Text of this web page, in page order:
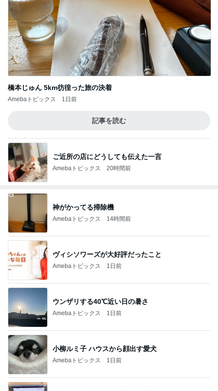
橋本じゅん 5km彷徨った旅の決着
Amebaトピックス 1日前
記事を読む
ご近所の店にどうしても伝えた一言
Amebaトピックス 20時間前
神がかってる掃除機
Amebaトピックス 14時間前
ヴィシソワーズが大好評だったこと
Amebaトピックス 1日前
ウンザリする40℃近い日の暑さ
Amebaトピックス 1日前
小柳ルミ子 ハウスから顔出す愛犬
Amebaトピックス 1日前